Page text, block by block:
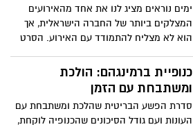
לגרום לנו לערער על האמת ולחשוב, האם היא
בכלל רלוונטית? סדרה מומלצת מאוד. אל
חשש, ההמלצה נטולה ספוילרים
ימים נוראים מציג לנו את אחד מהאירועים
המצלקים ביותר של החברה הישראלית, אך
הוא לא מצליח להתמודד עם האירוע. הסרט
הז'אנר שלו והחיבור ליגאל עמיר וההגעה
הרבות מהסרט שמתיימר להיכנס לראשו של
עמיר
כנופיית ברמינגהם: הולכת
ומשתבחת עם הזמן
סדרת הפשע הבריטית שהלכת ומשתבחת עם
העונות ועם גודל הסיכונים שהכנופיה לוקחת,